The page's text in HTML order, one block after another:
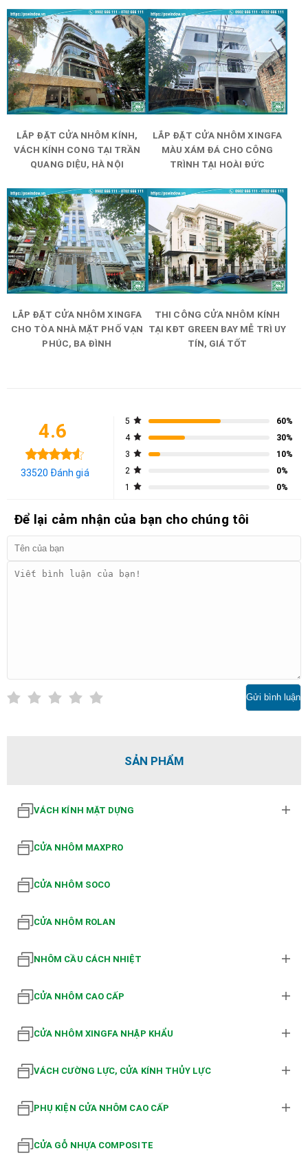
LẮP ĐẶT CỬA NHÔM KÍNH,
VÁCH KÍNH CONG TẠI TRẦN
QUANG DIỆU, HÀ NỘI
LẮP ĐẶT CỬA NHÔM XINGFA
MÀU XÁM ĐÁ CHO CÔNG
TRÌNH TẠI HOÀI ĐỨC
LẮP ĐẶT CỬA NHÔM XINGFA
CHO TÒA NHÀ MẶT PHỐ VẠN
PHÚC, BA ĐÌNH
THI CÔNG CỬA NHÔM KÍNH
TẠI KĐT GREEN BAY MỄ TRÌ UY
TÍN, GIÁ TỐT
4.6
33520 Đánh giá
5
60%
4
30%
3
10%
2
0%
1
0%
Để lại cảm nhận của bạn cho chúng tôi
Gửi bình luận
SẢN PHẨM
VÁCH KÍNH MẶT DỰNG
CỬA NHÔM MAXPRO
CỬA NHÔM SOCO
CỬA NHÔM ROLAN
NHÔM CẦU CÁCH NHIỆT
CỬA NHÔM CAO CẤP
CỬA NHÔM XINGFA NHẬP KHẨU
VÁCH CƯỜNG LỰC, CỬA KÍNH THỦY LỰC
PHỤ KIỆN CỬA NHÔM CAO CẤP
CỬA GỖ NHỰA COMPOSITE